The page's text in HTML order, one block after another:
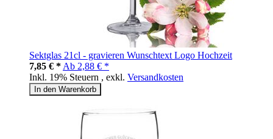
Sektglas 21cl - gravieren Wunschtext Logo Hochzeit
7,85 € * Ab 2,88 € *
Inkl. 19% Steuern , exkl. Versandkosten
In den Warenkorb